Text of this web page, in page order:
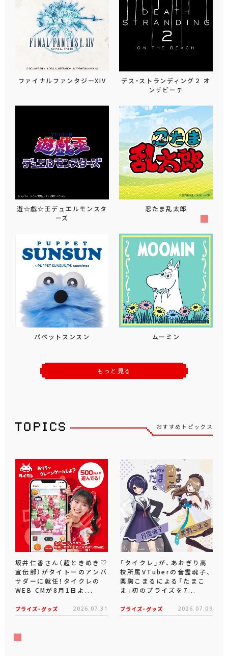
ファイナルファンタジーXIV
デス・ストランディング２ オ
ンザビーチ
遊☆戯☆王デュエルモンスタ
ーズ
忍たま乱太郎
パペットスンスン ムーミン
もっと見る
おすすめトピックス
坂井仁香さん（超ときめき♡
宣伝部）がタイトーのアンバ
サダーに就任！タイクレの
WEB CMが8月1日よ...
プライズ・グッズ 2026.07.31
「タイクレ」が、あおぎり高
校所属VTuberの音霊魂子、
栗駒こまるによる「たまこ
ま」初のプライズを7...
プライズ・グッズ 2026.07.09